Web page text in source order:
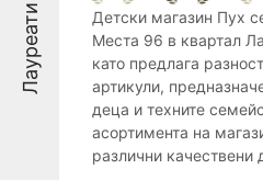
Лауреати
Детски магазин Пух
Места 96 в квартал
като предлага
артикули,
деца и техните
асортимента на
различни качествени